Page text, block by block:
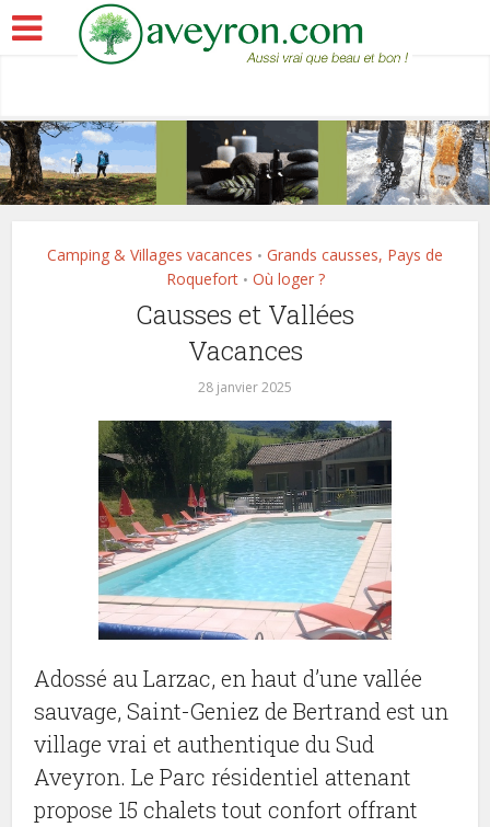
Camping & Villages vacances • Grands causses, Pays de
Roquefort • Où loger ?
Causses et Vallées
Vacances
28 janvier 2025
Adossé au Larzac, en haut d’une vallée
sauvage, Saint-Geniez de Bertrand est un
village vrai et authentique du Sud
Aveyron. Le Parc résidentiel attenant
propose 15 chalets tout confort offrant